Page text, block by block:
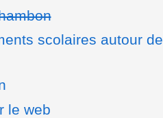
scolaires autour de
le web